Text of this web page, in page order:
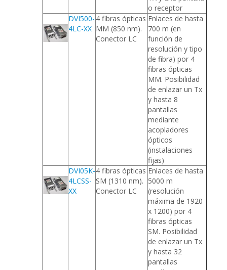
o receptor
DVI500-
4LC-XX
4 fibras ópticas
MM (850 nm).
Conector LC
Enlaces de hasta
700 m (en
función de
resolución y tipo
de fibra) por 4
fibras ópticas
MM. Posibilidad
de enlazar un Tx
y hasta 8
pantallas
mediante
acopladores
ópticos
(instalaciones
fijas)
DVI05K-
4LCSS-
XX
4 fibras ópticas
SM (1310 nm).
Conector LC
Enlaces de hasta
5000 m
(resolución
máxima de 1920
x 1200) por 4
fibras ópticas
SM. Posibilidad
de enlazar un Tx
y hasta 32
pantallas